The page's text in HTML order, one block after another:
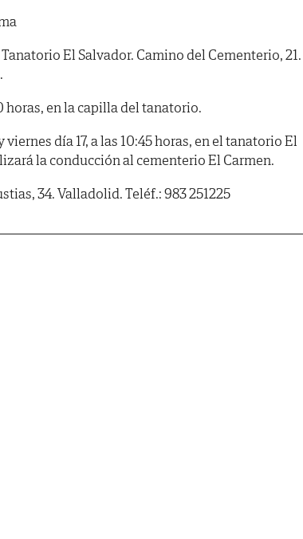
El Salvador. Camino del Cementerio, 21.
horas, en la capilla del tanatorio.
día 17, a las 10:45 horas, en el tanatorio El
la conducción al cementerio El Carmen.
34. Valladolid. Teléf.: 983 251225